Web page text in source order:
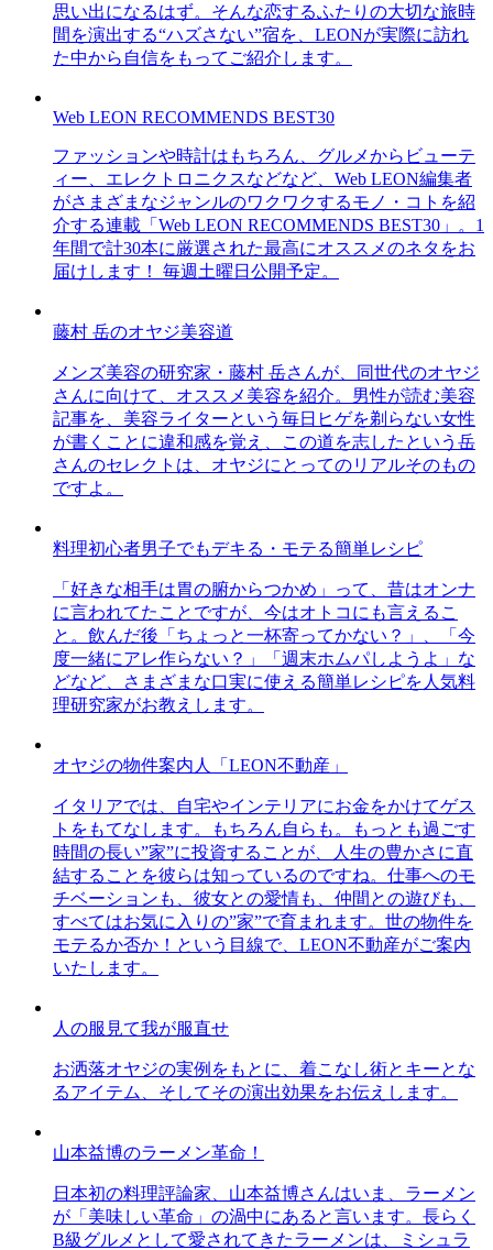
思い出になるはず。そんな恋するふたりの大切な旅時
間を演出する“ハズさない”宿を、LEONが実際に訪れ
た中から自信をもってご紹介します。
Web LEON RECOMMENDS BEST30
ファッションや時計はもちろん、グルメからビューテ
ィー、エレクトロニクスなどなど、Web LEON編集者
がさまざまなジャンルのワクワクするモノ・コトを紹
介する連載「Web LEON RECOMMENDS BEST30」。1
年間で計30本に厳選された最高にオススメのネタをお
届けします！ 毎週土曜日公開予定。
藤村 岳のオヤジ美容道
メンズ美容の研究家・藤村 岳さんが、同世代のオヤジ
さんに向けて、オススメ美容を紹介。男性が読む美容
記事を、美容ライターという毎日ヒゲを剃らない女性
が書くことに違和感を覚え、この道を志したという岳
さんのセレクトは、オヤジにとってのリアルそのもの
ですよ。
料理初心者男子でもデキる・モテる簡単レシピ
「好きな相手は胃の腑からつかめ」って、昔はオンナ
に言われてたことですが、今はオトコにも言えるこ
と。飲んだ後「ちょっと一杯寄ってかない？」、「今
度一緒にアレ作らない？」「週末ホムパしようよ」な
どなど、さまざまな口実に使える簡単レシピを人気料
理研究家がお教えします。
オヤジの物件案内人「LEON不動産」
イタリアでは、自宅やインテリアにお金をかけてゲス
トをもてなします。もちろん自らも。もっとも過ごす
時間の長い”家”に投資することが、人生の豊かさに直
結することを彼らは知っているのですね。仕事へのモ
チベーションも、彼女との愛情も、仲間との遊びも、
すべてはお気に入りの”家”で育まれます。世の物件を
モテるか否か！という目線で、LEON不動産がご案内
いたします。
人の服見て我が服直せ
お洒落オヤジの実例をもとに、着こなし術とキーとな
るアイテム、そしてその演出効果をお伝えします。
山本益博のラーメン革命！
日本初の料理評論家、山本益博さんはいま、ラーメン
が「美味しい革命」の渦中にあると言います。長らく
B級グルメとして愛されてきたラーメンは、ミシュラ